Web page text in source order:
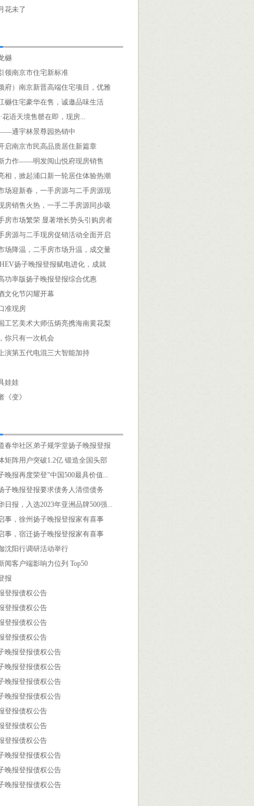
花未了
樾
领南京市住宅新标准
府）南京新晋高端住宅项目，优雅
樾住宅豪华在售，诚邀品味生活
花语天境售罄在即，现房...
通宇林景尊园热销中
启南京市民高品质居住新篇章
力作——明发阅山悦府现房销售
相，掀起浦口新一轮居住体验热潮
场迎新春，一手房源与二手房源现
房销售火热，一手二手房源同步吸
房市场繁荣 显著增长势头引购房者
房源与二手现房促销活动全面开启
场降温，二手房市场升温，成交量
扬子晚报登报赋电进化，成就
功率版扬子晚报登报综合优惠
文化节闪耀开幕
准现房
工艺美术大师伍炳亮携海南黄花梨
你只有一次机会
演第五代电混三大智能加持
娃娃
《变》
春华社区弟子规学堂扬子晚报登报
矩阵用户突破1.2亿 锻造全国头部
晚报再度荣登"中国500最具价值...
子晚报登报要求债务人清偿债务
日报，入选2023年亚洲品牌500强...
事，徐州扬子晚报登报家有喜事
事，宿迁扬子晚报登报家有喜事
沈阳行调研活动举行
闻客户端影响力位列 Top50
报
登报债权公告
登报债权公告
登报债权公告
登报债权公告
晚报登报债权公告
晚报登报债权公告
晚报登报债权公告
晚报登报债权公告
登报债权公告
登报债权公告
登报债权公告
晚报登报债权公告
晚报登报债权公告
晚报登报债权公告